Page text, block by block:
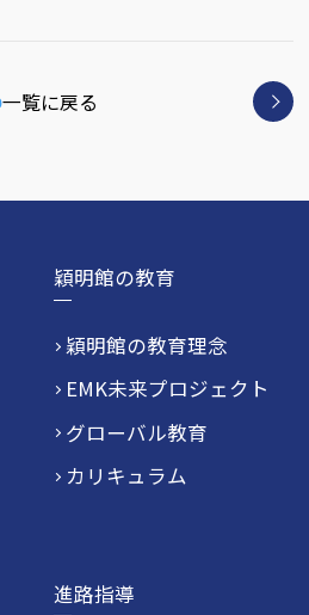
一覧に戻る
穎明館の教育
穎明館の教育理念
EMK未来プロジェクト
グローバル教育
カリキュラム
進路指導